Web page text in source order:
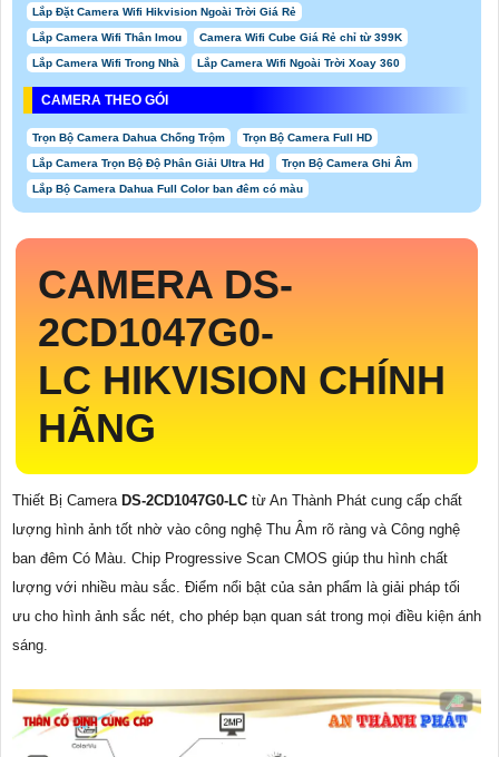
Lắp Đặt Camera Wifi Hikvision Ngoài Trời Giá Rẻ
Lắp Camera Wifi Thân Imou Camera Wifi Cube Giá Rẻ chỉ từ 399K
Lắp Camera Wifi Trong Nhà Lắp Camera Wifi Ngoài Trời Xoay 360
CAMERA THEO GÓI
Trọn Bộ Camera Dahua Chống Trộm Trọn Bộ Camera Full HD
Lắp Camera Trọn Bộ Độ Phân Giải Ultra Hd Trọn Bộ Camera Ghi Âm
Lắp Bộ Camera Dahua Full Color ban đêm có màu
CAMERA DS-
2CD1047G0-
LC HIKVISION CHÍNH
HÃNG
Thiết Bị Camera DS-2CD1047G0-LC từ An Thành Phát cung cấp chất
lượng hình ảnh tốt nhờ vào công nghệ Thu Âm rõ ràng và Công nghệ
ban đêm Có Màu. Chip Progressive Scan CMOS giúp thu hình chất
lượng với nhiều màu sắc. Điểm nổi bật của sản phẩm là giải pháp tối
ưu cho hình ảnh sắc nét, cho phép bạn quan sát trong mọi điều kiện ánh
sáng.